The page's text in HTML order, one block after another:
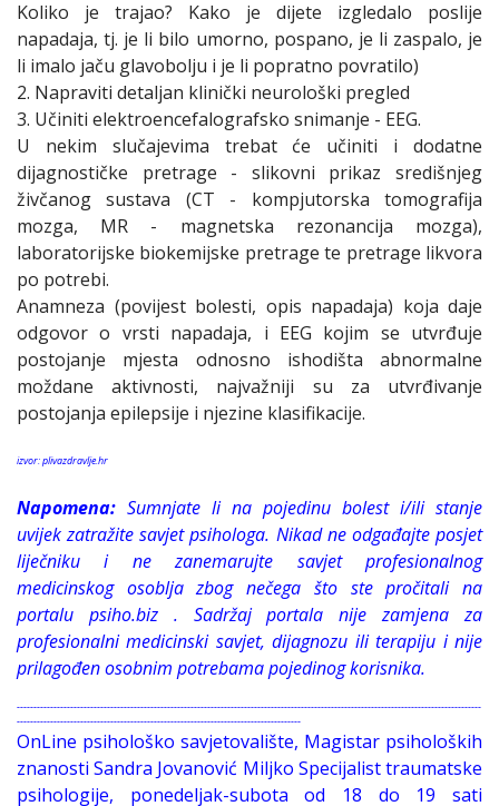
Koliko je trajao? Kako je dijete izgledalo poslije
napadaja, tj. je li bilo umorno, pospano, je li zaspalo, je
li imalo jaču glavobolju i je li popratno povratilo)
2. Napraviti detaljan klinički neurološki pregled
3. Učiniti elektroencefalografsko snimanje - EEG.
U nekim slučajevima trebat će učiniti i dodatne
dijagnostičke pretrage - slikovni prikaz središnjeg
živčanog sustava (CT - kompjutorska tomografija
mozga, MR - magnetska rezonancija mozga),
laboratorijske biokemijske pretrage te pretrage likvora
po potrebi.
Anamneza (povijest bolesti, opis napadaja) koja daje
odgovor o vrsti napadaja, i EEG kojim se utvrđuje
postojanje mjesta odnosno ishodišta abnormalne
moždane aktivnosti, najvažniji su za utvrđivanje
postojanja epilepsije i njezine klasifikacije.
izvor:plivazdravlje.hr
Napomena: Sumnjate li na pojedinu bolest i/ili stanje
uvijek zatražite savjet psihologa. Nikad ne odgađajte posjet
liječniku i ne zanemarujte savjet profesionalnog
medicinskog osoblja zbog nečega što ste pročitali na
portalu psiho.biz . Sadržaj portala nije zamjena za
profesionalni medicinski savjet, dijagnozu ili terapiju i nije
prilagođen osobnim potrebama pojedinog korisnika.
-------------------------------------------------------------------------------------------------------------------------------------------
-------------------------------------------------------------------------------------
OnLine psihološko savjetovalište, Magistar psiholoških
znanosti Sandra Jovanović Miljko Specijalist traumatske
psihologije, ponedeljak-subota od 18 do 19 sati